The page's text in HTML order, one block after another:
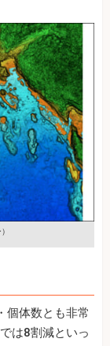
個体数とも非常
は8割減といっ